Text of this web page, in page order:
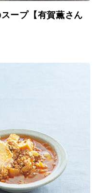
ープ【有賀薫さん